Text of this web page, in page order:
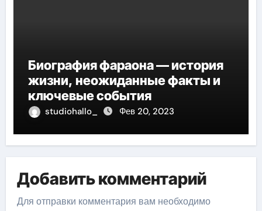
Биография фараона — история
жизни, неожиданные факты и
ключевые события
studiohallo_ Фев 20, 2023
Добавить комментарий
Для отправки комментария вам необходимо